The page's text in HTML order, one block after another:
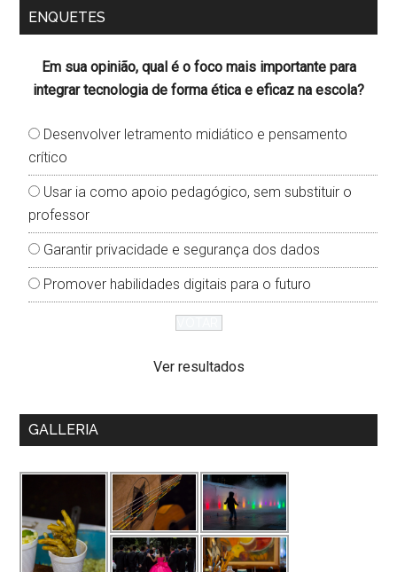
ENQUETES
Em sua opinião, qual é o foco mais importante para
integrar tecnologia de forma ética e eficaz na escola?
Desenvolver letramento midiático e pensamento
crítico
Usar ia como apoio pedagógico, sem substituir o
professor
Garantir privacidade e segurança dos dados
Promover habilidades digitais para o futuro
Ver resultados
GALLERIA